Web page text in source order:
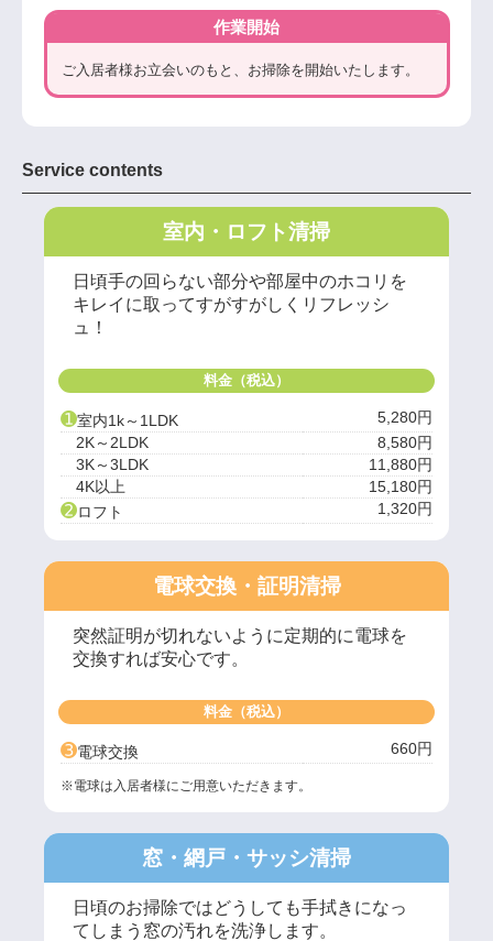
作業開始
ご入居者様お立会いのもと、お掃除を開始いたします。
Service contents
室内・ロフト清掃
日頃手の回らない部分や部屋中のホコリを
キレイに取ってすがすがしくリフレッシ
ュ！
料金（税込）
➊室内1k～1LDK
5,280円
2K～2LDK
8,580円
3K～3LDK
11,880円
4K以上
15,180円
➋ロフト 1,320円
電球交換・証明清掃
突然証明が切れないように定期的に電球を
交換すれば安心です。
料金（税込）
➌電球交換 660円
※電球は入居者様にご用意いただきます。
窓・網戸・サッシ清掃
日頃のお掃除ではどうしても手拭きになっ
てしまう窓の汚れを洗浄します。